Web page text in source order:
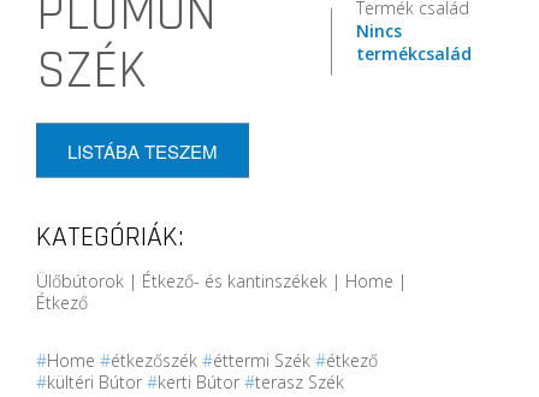
SZÉK
Termék család
Nincs
termékcsalád
LISTÁBA TESZEM
KATEGÓRIÁK:
Ülőbútorok | Étkező- és kantinszékek | Home |
Étkező
#Home #étkezőszék #éttermi Szék #étkező
#kültéri Bútor #kerti Bútor #terasz Szék